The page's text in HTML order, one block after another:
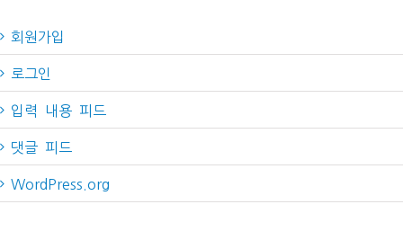
회원가입
로그인
입력 내용 피드
댓글 피드
WordPress.org